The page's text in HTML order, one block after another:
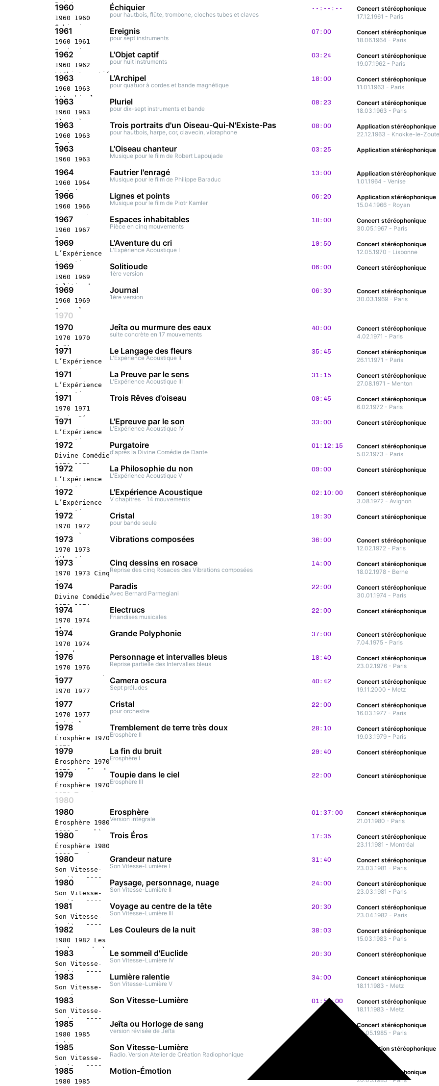
1960
Points
critiques
Concert
stéréophonique
documentée
Paris
1960
1960 1960
Échiquier
Concert
stéréophonique
documentée
Paris
Échiquier
pour hautbois, flûte, trombone, cloches tubes et claves
--:--:--
Concert stéréophonique
17.12.1961 - Paris
1961
1960 1961
Ereignis
Concert
stéréophonique
documentée
Paris
Ereignis
pour sept instruments
07:00
Concert stéréophonique
18.06.1964 - Paris
1962
1960 1962
L'Objet captif
Concert
stéréophonique
documentée
Paris
L'Objet captif
pour huit instruments
03:24
Concert stéréophonique
19.07.1962 - Paris
1963
1960 1963
L'Archipel
Concert
stéréophonique
documentée
Paris
L'Archipel
pour quatuor à cordes et bande magnétique
18:00
Concert stéréophonique
11.01.1963 - Paris
1963
1960 1963
Pluriel
Concert
stéréophonique
Paris
Pluriel
pour dix-sept instruments et bande
08:23
Concert stéréophonique
18.03.1963 - Paris
1963
1960 1963
Trois
portraits d'un
Oiseau-Qui-
N'Existe-Pas
Application
stéréophonique
Knokke-le-
Zoute
Trois portraits d'un Oiseau-Qui-N'Existe-Pas
pour hautbois, harpe, cor, clavecin, vibraphone
08:00
Application stéréophonique
22.12.1963 - Knokke-le-Zoute
1963
1960 1963
L'Oiseau
chanteur
Application
stéréophonique
L'Oiseau chanteur
Musique pour le film de Robert Lapoujade
03:25 Application stéréophonique
1964
1960 1964
Fautrier
l'enragé
Application
stéréophonique
Venise
Fautrier l'enragé
Musique pour le film de Philippe Baraduc
13:00
Application stéréophonique
1.01.1964 - Venise
1966
1960 1966
Lignes et
points
Application
stéréophonique
Royan
Lignes et points
Musique pour le film de Piotr Kamler
06:20
Application stéréophonique
15.04.1966 - Royan
1967
1960 1967
Espaces
inhabitables
Concert
stéréophonique
Paris
Espaces inhabitables
Pièce en cinq mouvements
18:00
Concert stéréophonique
30.05.1967 - Paris
1969
L’Expérience
Acoustique
1960 1969
L'Aventure du
cri Concert
stéréophonique
Lisbonne
L'Aventure du cri
L'Expérience Acoustique I
19:50
Concert stéréophonique
12.05.1970 - Lisbonne
1969
1960 1969
Solitioude
Concert
stéréophonique
Solitioude
1ère version
06:00 Concert stéréophonique
1969
1960 1969
Journal
Concert
stéréophonique
Paris
Journal
1ère version
06:30
Concert stéréophonique
30.03.1969 - Paris
1970
1970
1970 1970
Jeîta ou
murmure des
eaux Concert
stéréophonique
documentée
Paris
Jeîta ou murmure des eaux
suite concrète en 17 mouvements
40:00
Concert stéréophonique
4.02.1971 - Paris
1971
L’Expérience
Acoustique
1970 1971 Le
Langage des
fleurs Concert
stéréophonique
Paris
Le Langage des fleurs
L'Expérience Acoustique II
35:45
Concert stéréophonique
26.11.1971 - Paris
1971
L’Expérience
Acoustique
1970 1971 La
Preuve par le
sens Concert
stéréophonique
documentée
Menton
La Preuve par le sens
L'Expérience Acoustique III
31:15
Concert stéréophonique
27.08.1971 - Menton
1971
1970 1971
Trois Rêves
d'oiseau
Concert
stéréophonique
documentée
Paris
Trois Rêves d'oiseau 09:45
Concert stéréophonique
6.02.1972 - Paris
1971
L’Expérience
Acoustique
1970 1971
L'Epreuve par
le son Concert
stéréophonique
L'Epreuve par le son
L'Expérience Acoustique IV
33:00 Concert stéréophonique
1972
Divine Comédie
1970 1972
Purgatoire
Concert
stéréophonique
Paris
Purgatoire
d'après la Divine Comédie de Dante
01:12:15
Concert stéréophonique
5.02.1973 - Paris
1972
L’Expérience
Acoustique
1970 1972 La
Philosophie du
non Concert
stéréophonique
La Philosophie du non
L'Expérience Acoustique V
09:00 Concert stéréophonique
1972
L’Expérience
Acoustique
1970 1972
L'Expérience
Acoustique
Concert
stéréophonique
Avignon
L'Expérience Acoustique
V chapitres - 14 mouvements
02:10:00
Concert stéréophonique
3.08.1972 - Avignon
1972
1970 1972
Cristal
Concert
stéréophonique
Cristal
pour bande seule
19:30 Concert stéréophonique
1973
1970 1973
Vibrations
composées
Concert
stéréophonique
Paris
Vibrations composées 36:00
Concert stéréophonique
12.02.1972 - Paris
1973
1970 1973 Cinq
dessins en
rosace Concert
stéréophonique
documentée
Berne
Cinq dessins en rosace
Reprise des cinq Rosaces des Vibrations composées
14:00
Concert stéréophonique
18.02.1978 - Berne
1974
Divine Comédie
1970 1974
Paradis
Concert
stéréophonique
documentée
Paris
Paradis
Avec Bernard Parmegiani
22:00
Concert stéréophonique
30.01.1974 - Paris
1974
1970 1974
Electrucs
Concert
stéréophonique
Electrucs
Friandises musicales
22:00 Concert stéréophonique
1974
1970 1974
Grande
Polyphonie
Concert
stéréophonique
Paris
Grande Polyphonie 37:00
Concert stéréophonique
7.04.1975 - Paris
1976
1970 1976
Personnage et
intervalles
bleus Concert
stéréophonique
Paris
Personnage et intervalles bleus
Reprise partielle des Intervalles bleus
18:40
Concert stéréophonique
23.02.1976 - Paris
1977
1970 1977
Camera oscura
Concert
stéréophonique
Metz
Camera oscura
Sept préludes
40:42
Concert stéréophonique
19.11.2000 - Metz
1977
1970 1977
Cristal
Concert
stéréophonique
documentée
Paris
Cristal
pour orchestre
22:00
Concert stéréophonique
16.03.1977 - Paris
1978
Érosphère 1970
1978
Tremblement de
terre très
doux Concert
stéréophonique
documentée
Tremblement de terre très doux
Erosphère II
28:10
Concert stéréophonique
19.03.1979 - Paris
1979
Érosphère 1970
1979 La fin du
bruit Concert
stéréophonique
La fin du bruit
Erosphère I
29:40 Concert stéréophonique
1979
Érosphère 1970
1979 Toupie
dans le ciel
Concert
stéréophonique
Toupie dans le ciel
Erosphère III
22:00 Concert stéréophonique
1980
1980
Érosphère 1980
1980 Erosphère
Concert
stéréophonique
Paris
Erosphère
Version intégrale
01:37:00
Concert stéréophonique
21.01.1980 - Paris
1980
Érosphère 1980
1980 Trois
Éros Concert
stéréophonique
Montréal
Trois Éros 17:35
Concert stéréophonique
23.11.1981 - Montréal
1980
Son Vitesse-
Lumière 1980
1980 Grandeur
nature Concert
stéréophonique
Paris
Grandeur nature
Son Vitesse-Lumière I
31:40
Concert stéréophonique
23.03.1981 - Paris
1980
Son Vitesse-
Lumière 1980
1980 Paysage,
personnage,
nuage Concert
stéréophonique
Paris
Paysage, personnage, nuage
Son Vitesse-Lumière II
24:00
Concert stéréophonique
23.03.1981 - Paris
1981
Son Vitesse-
Lumière 1980
1981 Voyage au
centre de la
tête Concert
stéréophonique
Paris
Voyage au centre de la tête
Son Vitesse-Lumière III
20:30
Concert stéréophonique
23.04.1982 - Paris
1982
1980 1982 Les
Couleurs de la
nuit Concert
stéréophonique
Paris
Les Couleurs de la nuit 38:03
Concert stéréophonique
15.03.1983 - Paris
1983
Son Vitesse-
Lumière 1980
1983 Le
sommeil
d'Euclide
Concert
stéréophonique
Le sommeil d'Euclide
Son Vitesse-Lumière IV
20:30 Concert stéréophonique
1983
Son Vitesse-
Lumière 1980
1983 Lumière
ralentie
Concert
stéréophonique
Metz
Lumière ralentie
Son Vitesse-Lumière V
34:00
Concert stéréophonique
18.11.1983 - Metz
1983
Son Vitesse-
Lumière 1980
1983 Son
Vitesse-
Lumière
Concert
stéréophonique
Metz
Son Vitesse-Lumière 01:59:00
Concert stéréophonique
18.11.1983 - Metz
1985
1980 1985
Jeîta ou
Horloge de
sang Concert
stéréophonique
Paris
Jeîta ou Horloge de sang
version révisée de Jeîta
Concert stéréophonique
20.05.1985 - Paris
1985
Son Vitesse-
Lumière 1980
1985 Son
Son Vitesse-Lumière
Radio. Version Atelier de Création Radiophonique
Application stéréophonique
31.03.1985
1985
1980 1985
Motion-Émotion
Concert stéréophonique
20.05.1985 - Paris